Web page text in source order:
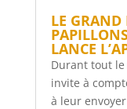
LE GRAND
LANCE
Durant tout
invite à
à leur